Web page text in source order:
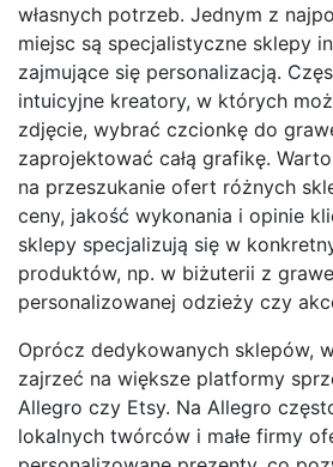
własnych potrzeb. Jednym z
miejsc są specjalistyczne sklepy
zajmujące się personalizacją.
intuicyjne kreatory, w których
zdjęcie, wybrać czcionkę do
zaprojektować całą grafikę.
na przeszukanie ofert różnych
ceny, jakość wykonania i opinie
sklepy specjalizują się w
produktów, np. w biżuterii z
personalizowanej odzieży czy
Oprócz dedykowanych sklepów,
zajrzeć na większe platformy
Allegro czy Etsy. Na Allegro
lokalnych twórców i małe firmy